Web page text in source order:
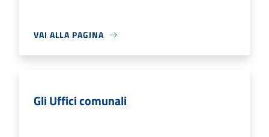
VAI ALLA PAGINA
Gli Uffici comunali